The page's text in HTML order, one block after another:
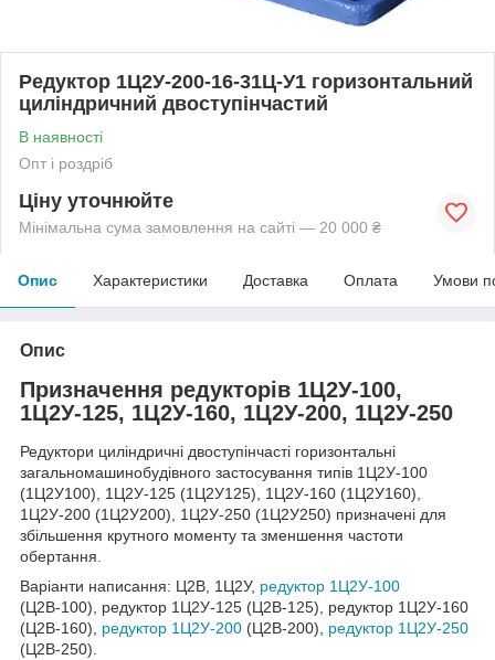
Редуктор 1Ц2У-200-16-31Ц-У1 горизонтальний
циліндричний двоступінчастий
В наявності
Опт і роздріб
Ціну уточнюйте
Мінімальна сума замовлення на сайті — 20 000 ₴
Опис Характеристики Доставка Оплата Умови
Опис
Призначення редукторів 1Ц2У-100,
1Ц2У-125, 1Ц2У-160, 1Ц2У-200, 1Ц2У-250
Редуктори циліндричні двоступінчасті горизонтальні
загальномашинобудівного застосування типів 1Ц2У-100
(1Ц2У100), 1Ц2У-125 (1Ц2У125), 1Ц2У-160 (1Ц2У160),
1Ц2У-200 (1Ц2У200), 1Ц2У-250 (1Ц2У250) призначені для
збільшення крутного моменту та зменшення частоти
обертання.
Варіанти написання: Ц2В, 1Ц2У, редуктор 1Ц2У-100
(Ц2В-100), редуктор 1Ц2У-125 (Ц2В-125), редуктор 1Ц2У-160
(Ц2В-160), редуктор 1Ц2У-200 (Ц2В-200), редуктор 1Ц2У-250
(Ц2В-250).